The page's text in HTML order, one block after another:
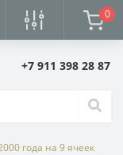
0
+7 911 398 28 87
года на 9 ячеек